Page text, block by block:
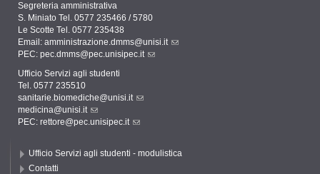
Segreteria amministrativa
S. Miniato Tel. 0577 235466 / 5780
Le Scotte Tel. 0577 235438
Email: amministrazione.dmms@unisi.it
PEC: pec.dmms@pec.unisipec.it
Ufficio Servizi agli studenti
Tel. 0577 235510
sanitarie.biomediche@unisi.it
medicina@unisi.it
PEC: rettore@pec.unisipec.it
Ufficio Servizi agli studenti - modulistica
Contatti